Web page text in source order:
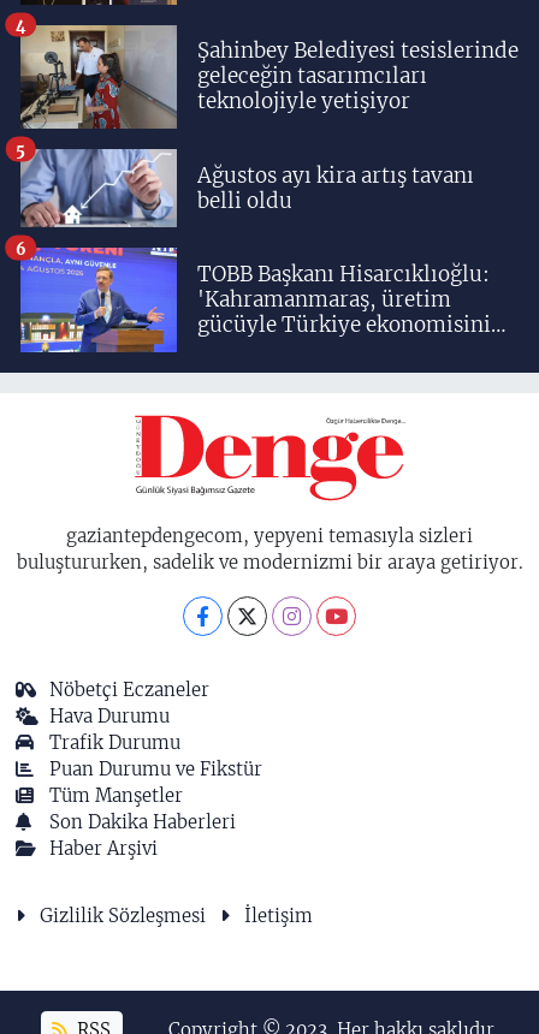
Şahinbey Belediyesi tesislerinde
geleceğin tasarımcıları
teknolojiyle yetişiyor
4
Ağustos ayı kira artış tavanı
belli oldu
5
TOBB Başkanı Hisarcıklıoğlu:
'Kahramanmaraş, üretim
gücüyle Türkiye ekonomisinin
birisidir'
6
gaziantepdengecom, yepyeni temasıyla sizleri
buluştururken, sadelik ve modernizmi bir araya getiriyor.
Nöbetçi Eczaneler
Hava Durumu
Trafik Durumu
Puan Durumu ve Fikstür
Tüm Manşetler
Son Dakika Haberleri
Haber Arşivi
Gizlilik Sözleşmesi İletişim